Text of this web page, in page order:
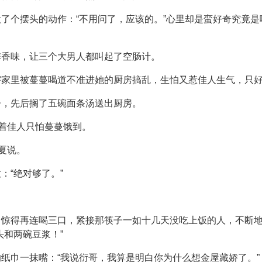
个摆头的动作：“不用问了，应该的。”心里却是蛮好奇究竟
味，让三个大男人都叫起了空肠计。
里被蔓蔓喝道不准进她的厨房搞乱，生怕又惹佳人生气，只
先后搁了五碗面条汤送出厨房。
佳人只怕蔓蔓饿到。
说。
“绝对够了。”
得再连喝三口，紧接那筷子一如十几天没吃上饭的人，不断
两碗豆浆！”
巾一抹嘴：“我说衍哥，我算是明白你为什么想金屋藏娇了。”